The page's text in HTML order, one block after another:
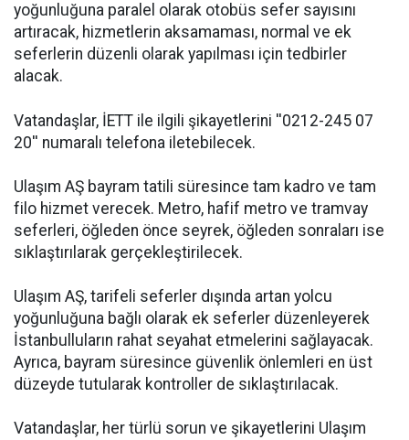
yoğunluğuna paralel olarak otobüs sefer sayısını
artıracak, hizmetlerin aksamaması, normal ve ek
seferlerin düzenli olarak yapılması için tedbirler
alacak.
Vatandaşlar, İETT ile ilgili şikayetlerini ''0212-245 07
20'' numaralı telefona iletebilecek.
Ulaşım AŞ bayram tatili süresince tam kadro ve tam
filo hizmet verecek. Metro, hafif metro ve tramvay
seferleri, öğleden önce seyrek, öğleden sonraları ise
sıklaştırılarak gerçekleştirilecek.
Ulaşım AŞ, tarifeli seferler dışında artan yolcu
yoğunluğuna bağlı olarak ek seferler düzenleyerek
İstanbulluların rahat seyahat etmelerini sağlayacak.
Ayrıca, bayram süresince güvenlik önlemleri en üst
düzeyde tutularak kontroller de sıklaştırılacak.
Vatandaşlar, her türlü sorun ve şikayetlerini Ulaşım